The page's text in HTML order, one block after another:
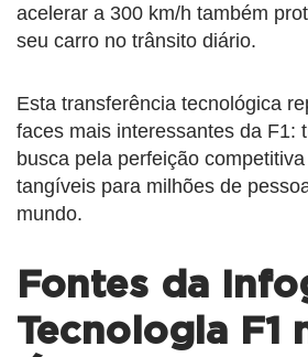
acelerar a 300 km/h também
seu carro no trânsito diário.
Esta transferência tecnológica
faces mais interessantes da F1:
busca pela perfeição
tangíveis para milhões de
mundo.
Fontes da
Tecnologia F1